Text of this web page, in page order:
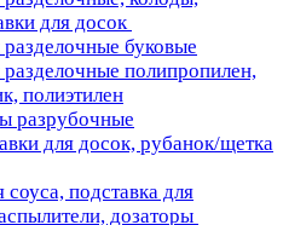
для досок
буковые
полипропилен,
полиэтилен
разрубочные
для досок, рубанок/щетка
соуса, подставка для
дозаторы